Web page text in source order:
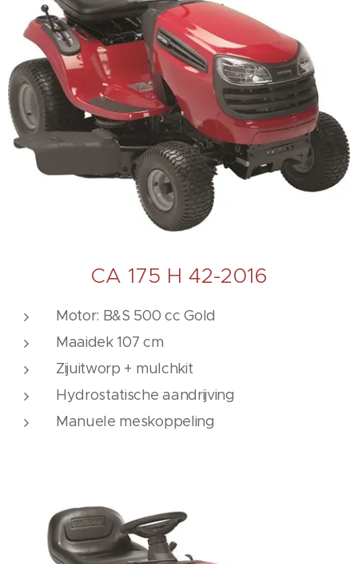
CA 175 H 42-2016
Motor: B&S 500 cc Gold
Maaidek 107 cm
Zijuitworp + mulchkit
Hydrostatische aandrijving
Manuele meskoppeling